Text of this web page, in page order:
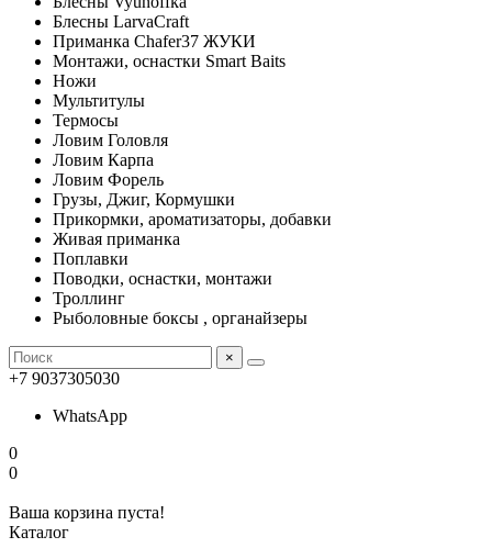
Блесны LarvaCraft
Приманка Chafer37 ЖУКИ
Монтажи, оснастки Smart Baits
Ножи
Мультитулы
Термосы
Ловим Головля
Ловим Карпа
Ловим Форель
Грузы, Джиг, Кормушки
Прикормки, ароматизаторы, добавки
Живая приманка
Поплавки
Поводки, оснастки, монтажи
Троллинг
Рыболовные боксы , органайзеры
×
+7 9037305030
WhatsApp
0
0
Ваша корзина пуста!
Каталог